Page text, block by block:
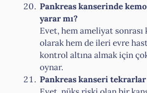
Pankreas kanserinde
yarar mı?
Evet, hem ameliyat
olarak hem de ileri evre
kontrol altına almak için
oynar.
Pankreas kanseri tekrarlar